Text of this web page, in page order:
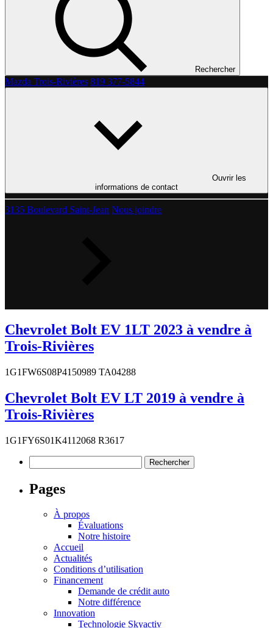
Rechercher
Mazda Trois-Rivières 819 377-5844
Ouvrir les
informations de contact
3135 Boulevard Saint-Jean Nous joindre
Chevrolet Bolt EV 1LT 2023 à vendre à
Trois-Rivières
1G1FW6S08P4150989 TA04288
Chevrolet Bolt EV LT 2019 à vendre à
Trois-Rivières
1G1FY6S01K4112068 R3617
Pages
À propos
Évaluations
Notre histoire
Accueil
Actualités
Conditions d’utilisation
Financement
Demande de crédit auto
Notre différence
Innovation
Technologie Skyactiv